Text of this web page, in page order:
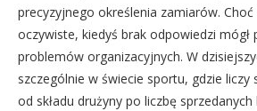
precyzyjnego określenia zamiarów.
oczywiste, kiedyś brak odpowiedzi mógł
problemów organizacyjnych. W
szczególnie w świecie sportu, gdzie liczy
od składu drużyny po liczbę